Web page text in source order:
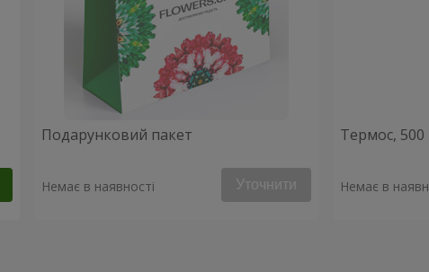
Подарунковий пакет
Немає в наявності Уточнити
Термос, 500
Немає в